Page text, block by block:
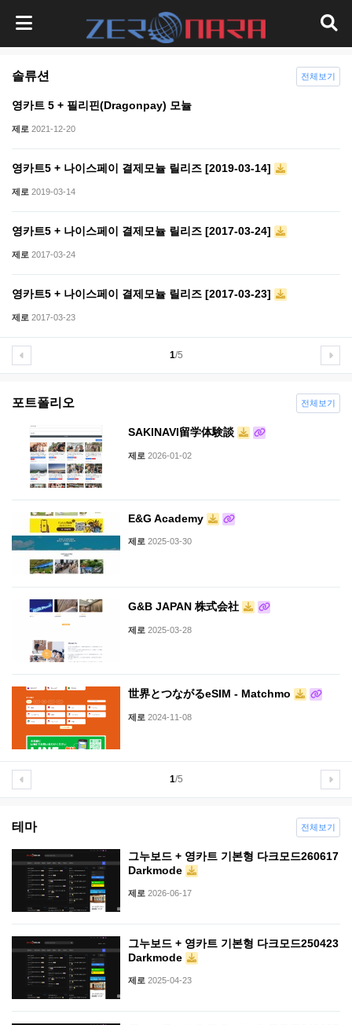
솔류션
영카트 5 + 필리핀(Dragonpay) 모뉼
제로 2021-12-20
영카트5 + 나이스페이 결제모뉼 릴리즈 [2019-03-14]
제로 2019-03-14
영카트5 + 나이스페이 결제모뉼 릴리즈 [2017-03-24]
제로 2017-03-24
영카트5 + 나이스페이 결제모뉼 릴리즈 [2017-03-23]
제로 2017-03-23
1/5
전체보기
포트폴리오
SAKINAVI留学体験談
제로 2026-01-02
E&G Academy
제로 2025-03-30
G&B JAPAN 株式会社
제로 2025-03-28
世界とつながるeSIM - Matchmo
제로 2024-11-08
1/5
전체보기
테마
그누보드 + 영카트 기본형 다크모드260617
Darkmode
제로 2026-06-17
그누보드 + 영카트 기본형 다크모드250423
Darkmode
제로 2025-04-23
전체보기